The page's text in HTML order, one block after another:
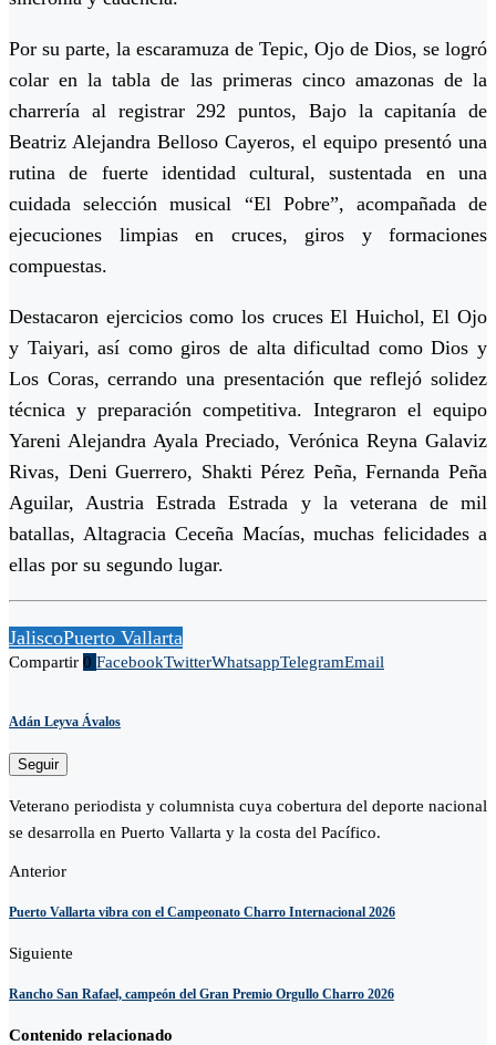
Por su parte, la escaramuza de Tepic, Ojo de Dios, se logró
colar en la tabla de las primeras cinco amazonas de la
charrería al registrar 292 puntos, Bajo la capitanía de
Beatriz Alejandra Belloso Cayeros, el equipo presentó una
rutina de fuerte identidad cultural, sustentada en una
cuidada selección musical “El Pobre”, acompañada de
ejecuciones limpias en cruces, giros y formaciones
compuestas.
Destacaron ejercicios como los cruces El Huichol, El Ojo
y Taiyari, así como giros de alta dificultad como Dios y
Los Coras, cerrando una presentación que reflejó solidez
técnica y preparación competitiva. Integraron el equipo
Yareni Alejandra Ayala Preciado, Verónica Reyna Galaviz
Rivas, Deni Guerrero, Shakti Pérez Peña, Fernanda Peña
Aguilar, Austria Estrada Estrada y la veterana de mil
batallas, Altagracia Ceceña Macías, muchas felicidades a
ellas por su segundo lugar.
JaliscoPuerto Vallarta
Compartir 0 FacebookTwitterWhatsappTelegramEmail
Adán Leyva Ávalos
Seguir
Veterano periodista y columnista cuya cobertura del deporte nacional
se desarrolla en Puerto Vallarta y la costa del Pacífico.
Anterior
Puerto Vallarta vibra con el Campeonato Charro Internacional 2026
Siguiente
Rancho San Rafael, campeón del Gran Premio Orgullo Charro 2026
Contenido relacionado